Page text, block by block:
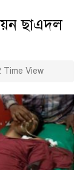
ছাএদল
Time View